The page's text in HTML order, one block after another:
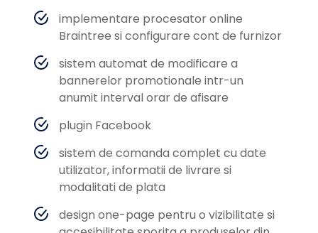
implementare procesator online
Braintree si configurare cont de furnizor
sistem automat de modificare a
bannerelor promotionale intr-un
anumit interval orar de afisare
plugin Facebook
sistem de comanda complet cu date
utilizator, informatii de livrare si
modalitati de plata
design one-page pentru o vizibilitate si